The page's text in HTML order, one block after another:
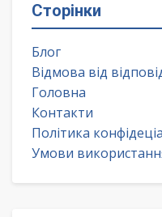
Сторінки
Блог
Відмова від
Головна
Контакти
Політика
Умови